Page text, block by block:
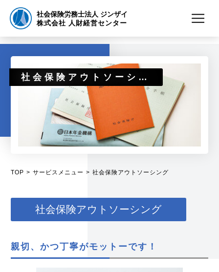
社会保険労務士法人 ジンザイ
株式会社 人財経営センター
社会保険アウトソーシング
TOP サービスメニュー 社会保険アウトソーシング
社会保険アウトソーシング
親切、かつ丁寧がモットーです！